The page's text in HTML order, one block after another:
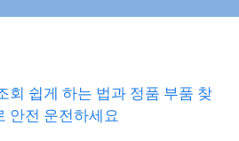
회 쉽게 하는 법과 정품 부품 찾
안전 운전하세요